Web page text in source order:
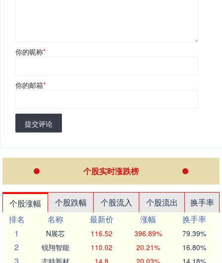
你的昵称*
你的邮箱*
提交评论
个股实时涨跌榜
个股涨幅 个股跌幅 个股流入 个股流出
换手率
排名
名称 最新价 涨幅
换手率
1
N展芯 116.52 396.89% 79.39%
2 锐翔智能 110.02 20.21% 16.80%
3 志特新材 14.8 20.03% 14.18%